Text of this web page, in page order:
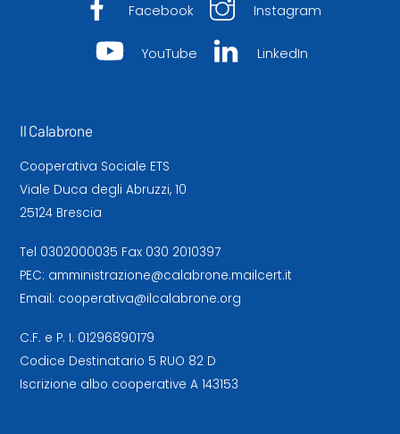
Facebook Instagram
YouTube LinkedIn
Il Calabrone
Cooperativa Sociale ETS
Viale Duca degli Abruzzi, 10
25124 Brescia
Tel 0302000035 Fax 030 2010397
PEC: amministrazione@calabrone.mailcert.it
Email: cooperativa@ilcalabrone.org
C.F. e P. I. 01296890179
Codice Destinatario 5 RUO 82 D
Iscrizione albo cooperative A 143153